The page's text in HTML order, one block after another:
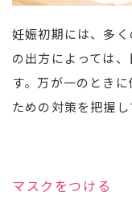
妊娠初期には、多
の出方によっては
す。万が一のとき
ための対策を把握し
マスクをつける